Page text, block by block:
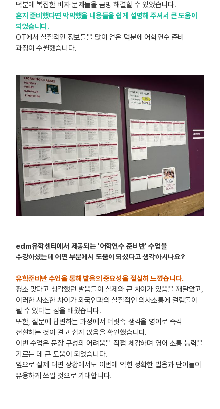
덕분에 복잡한 비자 문제들을 금방 해결할 수 있었습니다.
혼자 준비했다면 막막했을 내용들을 쉽게 설명해 주셔서 큰 도움이
되었습니다.
OT에서 실질적인 정보들을 많이 얻은 덕분에 어학연수 준비
과정이 수월했습니다.
edm유학센터에서 제공되는 '어학연수 준비반' 수업을
수강하셨는데 어떤 부분에서 도움이 되셨다고 생각하시나요?
유학준비반 수업을 통해 발음의 중요성을 절실히 느꼈습니다.
평소 맞다고 생각했던 발음들이 실제와 큰 차이가 있음을 깨달았고,
이러한 사소한 차이가 외국인과의 실질적인 의사소통에 걸림돌이
될 수 있다는 점을 배웠습니다.
또한, 질문에 답변하는 과정에서 머릿속 생각을 영어로 즉각
전환하는 것이 결코 쉽지 않음을 확인했습니다.
이번 수업은 문장 구성의 어려움을 직접 체감하며 영어 소통 능력을
기르는 데 큰 도움이 되었습니다.
앞으로 실제 대면 상황에서도 이번에 익힌 정확한 발음과 단어들이
유용하게 쓰일 것으로 기대합니다.